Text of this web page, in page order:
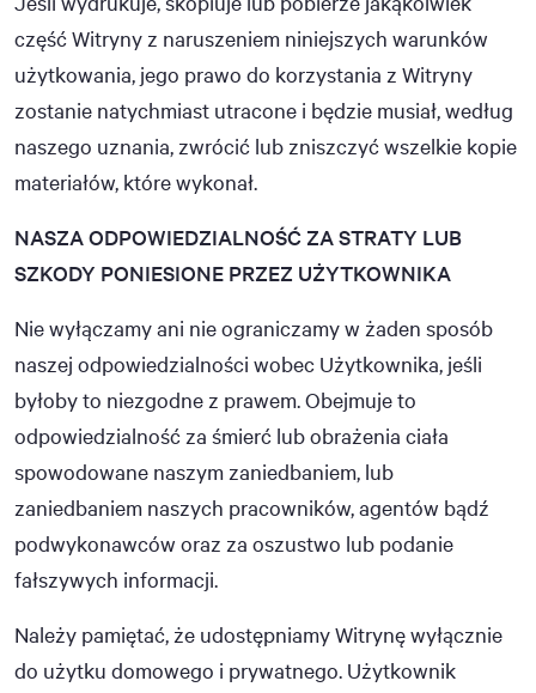
część Witryny z naruszeniem niniejszych warunków
użytkowania, jego prawo do korzystania z Witryny
zostanie natychmiast utracone i będzie musiał, według
naszego uznania, zwrócić lub zniszczyć wszelkie kopie
materiałów, które wykonał.
NASZA ODPOWIEDZIALNOŚĆ ZA STRATY LUB
SZKODY PONIESIONE PRZEZ UŻYTKOWNIKA
Nie wyłączamy ani nie ograniczamy w żaden sposób
naszej odpowiedzialności wobec Użytkownika, jeśli
byłoby to niezgodne z prawem. Obejmuje to
odpowiedzialność za śmierć lub obrażenia ciała
spowodowane naszym zaniedbaniem, lub
zaniedbaniem naszych pracowników, agentów bądź
podwykonawców oraz za oszustwo lub podanie
fałszywych informacji.
Należy pamiętać, że udostępniamy Witrynę wyłącznie
do użytku domowego i prywatnego. Użytkownik